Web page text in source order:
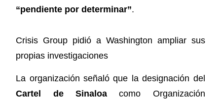
“pendiente por determinar”.
Crisis Group pidió a Washington ampliar sus
propias investigaciones
La organización señaló que la designación del
Cartel de Sinaloa como Organización